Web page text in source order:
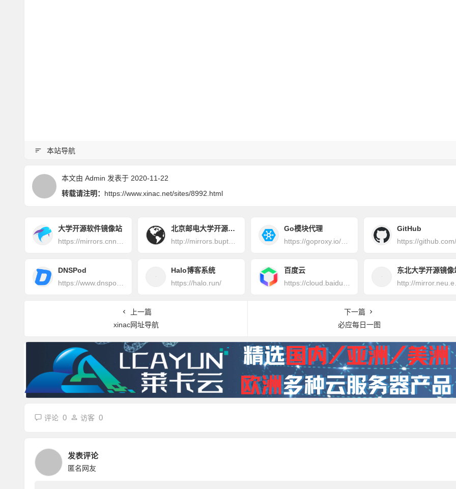
本站导航
本文由 Admin 发表于 2020-11-22
转载请注明： https://www.xinac.net/sites/8992.html
大学开源软件镜像站
北京邮电大学开源镜像站
Go模块代理
GitHub
https://github.com/
DNSPod
Halo博客系统
https://halo.run/
百度云
东北大学开源镜像
上一篇
xinac网址导航
下一篇
必应每日一图
评论 0 访客 0
发表评论
匿名网友